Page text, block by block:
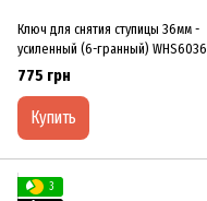
Ключ для снятия ступицы З6мм -
уcилeнный (6-гpaнный) WHS60З6
775 грн
Купить
3